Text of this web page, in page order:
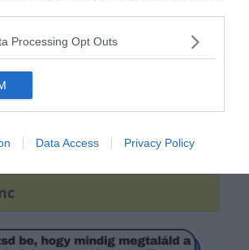
Processing Opt Outs
Data Access Privacy Policy
írjuk